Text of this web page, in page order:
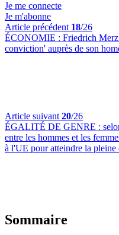
Je me connecte
Je m'abonne
Article précédent 18/26
ÉCONOMIE : Friedrich Merz
conviction' auprès de son
Article suivant 20/26
ÉGALITÉ DE GENRE :
entre les hommes et les
à l'UE pour atteindre la pleine
Sommaire